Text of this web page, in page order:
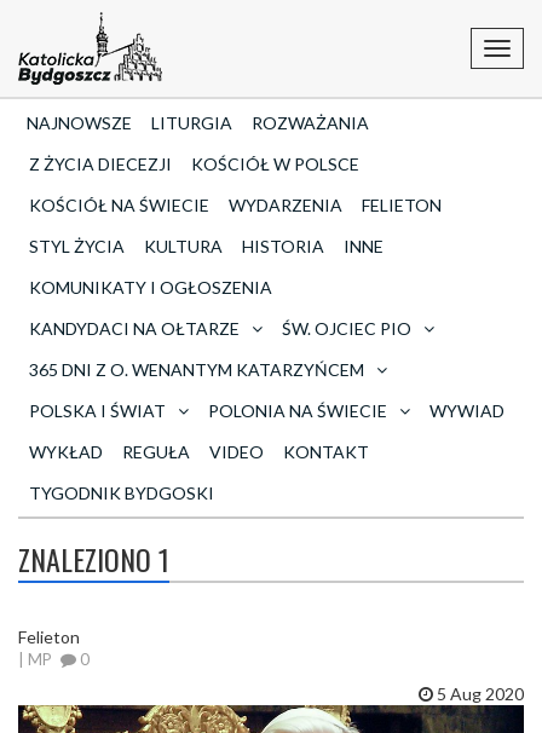
NAJNOWSZE LITURGIA
ROZWAŻANIA
Z ŻYCIA DIECEZJI
KOŚCIÓŁ W POLSCE
KOŚCIÓŁ NA ŚWIECIE
WYDARZENIA
FELIETON
STYL ŻYCIA
KULTURA HISTORIA
INNE
KOMUNIKATY I OGŁOSZENIA
KANDYDACI NA OŁTARZE
ŚW. OJCIEC PIO
365 DNI Z O. WENANTYM KATARZYŃCEM
POLSKA I ŚWIAT
POLONIA NA ŚWIECIE
WYWIAD
WYKŁAD
REGUŁA VIDEO
KONTAKT
TYGODNIK BYDGOSKI
ZNALEZIONO 1
Felieton
| MP 0
5 Aug 2020